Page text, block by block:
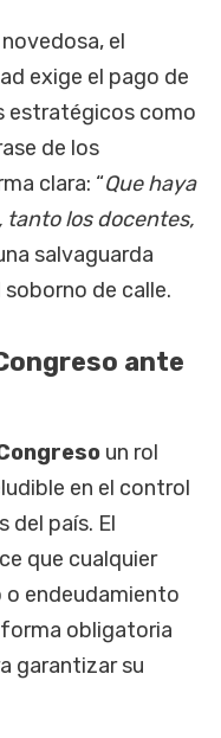
el
exige el pago de
estratégicos como
de los
clara: “Que haya
tanto los docentes,
salvaguarda
de calle.
ante
un rol
en el control
del país. El
que cualquier
endeudamiento
obligatoria
garantizar su